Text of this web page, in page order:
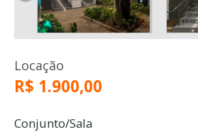
Locação
R$ 1.900,00
Conjunto/Sala